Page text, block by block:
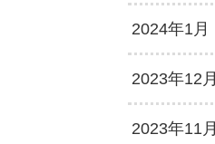
2024年1月
2023年12月
2023年11月